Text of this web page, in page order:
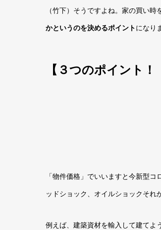
（竹下）そうですよね。家の買い時
かというのを決めるポイントになり
【 ３つのポイント！
「物件価格」でいいますと今新型
ッドショック、オイルショックそれ
例えば、建築資材を輸入して建てよ